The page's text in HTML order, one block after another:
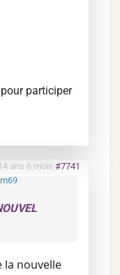
pour participer
ans 6 mois #7741
la nouvelle